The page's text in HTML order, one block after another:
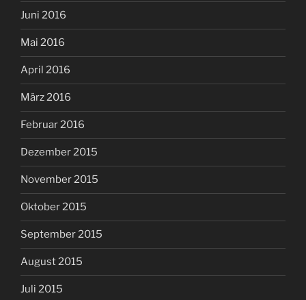
Juni 2016
Mai 2016
April 2016
März 2016
Februar 2016
Dezember 2015
November 2015
Oktober 2015
September 2015
August 2015
Juli 2015